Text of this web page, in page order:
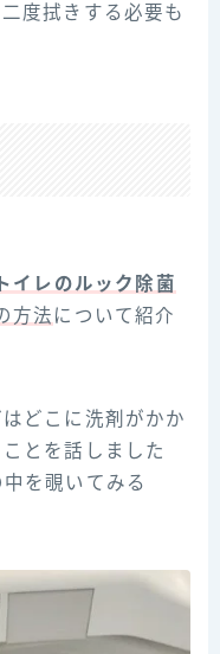
度拭きする必要も
トイレのルック除菌
方法 について紹介
どこに洗剤がかか
とを話しました
を覗いてみる